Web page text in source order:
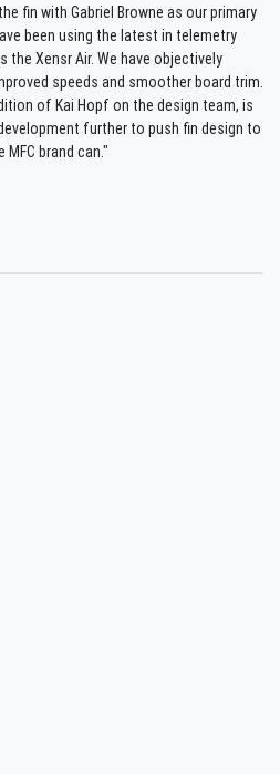
fin with Gabriel Browne as our primary
been using the latest in telemetry
Xensr Air. We have objectively
speeds and smoother board trim.
of Kai Hopf on the design team, is
further to push fin design to
brand can."